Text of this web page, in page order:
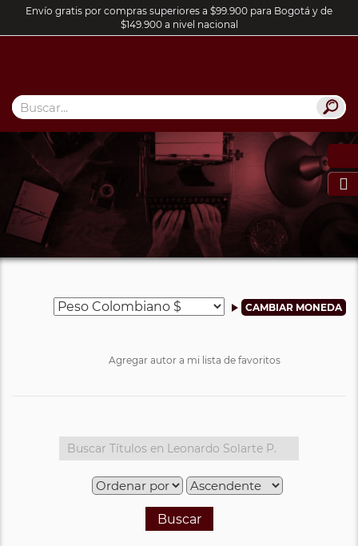
Envío gratis por compras superiores a $99.900 para Bogotá y de
$149.900 a nivel nacional

Agregar autor a mi lista de favoritos
Buscar